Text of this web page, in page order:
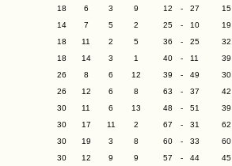
18 6 3 9 12 - 27
15
14 7 5 2 25 - 10
19
18 11 2 5 36 - 25
32
18 14 3 1 40 - 11
39
26 8 6 12 39 - 49
30
26 12 6 8 63 - 37
42
30 11 6 13 48 - 51
39
30 17 11 2 67 - 31
62
30 19 3 8 60 - 33
60
30 12 9 9 57 - 44
45